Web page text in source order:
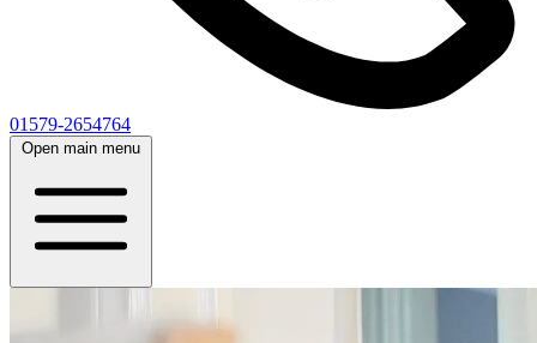
01579-2654764
Open main menu